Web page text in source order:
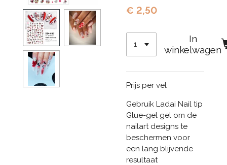
€ 2,50
In
winkelwagen
Prijs per vel
Gebruik Ladai Nail tip
Glue-gel gel om de
nailart designs te
beschermen voor
een lang blijvende
resultaat